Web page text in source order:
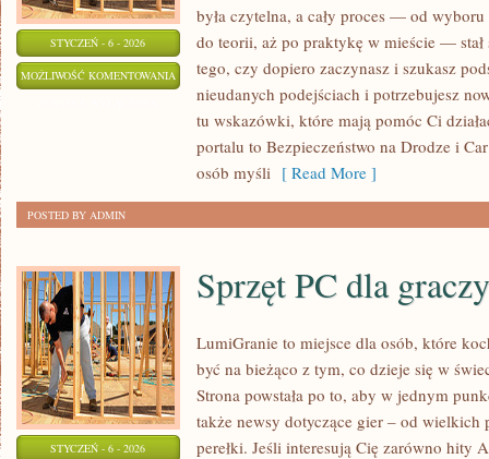
STYCZEŃ - 6 - 2026
MOŻLIWOŚĆ KOMENTOWANIA PORADY
KIEROWCÓW
była czytelna, a cały proces — od
do teorii, aż po praktykę w mieście —
tego, czy dopiero zaczynasz i szukasz
nieudanych podejściach i potrzebujesz
tu wskazówki, które mają pomóc Ci
portalu to Bezpieczeństwo na Drodze i
osób myśli [ Read More ]
POSTED BY ADMIN
STYCZEŃ - 6 - 2026
Sprzęt PC dla graczy
LumiGranie to miejsce dla osób, które
być na bieżąco z tym, co dzieje się w
Strona powstała po to, aby w jednym
także newsy dotyczące gier – od wielkich
perełki. Jeśli interesują Cię zarówno hity